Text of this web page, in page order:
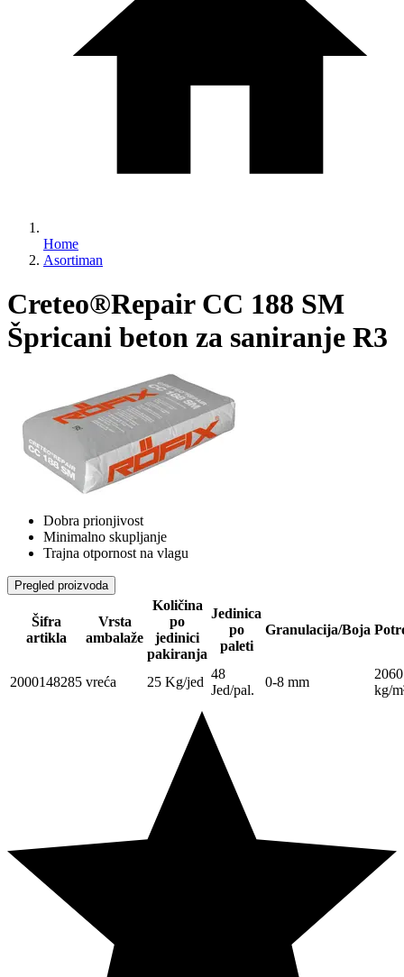
Home
Asortiman
Creteo®Repair CC 188 SM
Špricani beton za saniranje R3
Dobra prionjivost
Minimalno skupljanje
Trajna otpornost na vlagu
Pregled proizvoda
Šifra
artikla
Vrsta
ambalaže
Količina
po
jedinici
pakiranja
Jedinica
po
paleti
Granulacija/Boja
2000148285 vreća 25 Kg/jed
48
Jed/pal.
0-8 mm
2060
kg/